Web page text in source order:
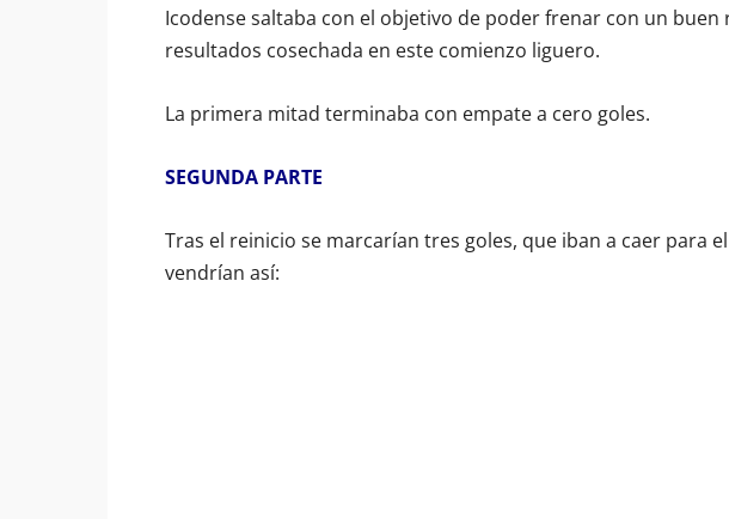
Icodense saltaba con el objetivo de poder frenar con un buen
resultados cosechada en este comienzo liguero.
La primera mitad terminaba con empate a cero goles.
SEGUNDA PARTE
Tras el reinicio se marcarían tres goles, que iban a caer para
vendrían así: